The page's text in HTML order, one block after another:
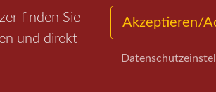
finden Sie
und direkt
Akzeptieren/